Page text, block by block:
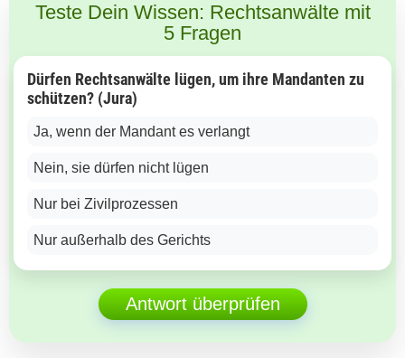
Teste Dein Wissen: Rechtsanwälte mit
5 Fragen
Dürfen Rechtsanwälte lügen, um ihre Mandanten zu
schützen? (Jura)
Ja, wenn der Mandant es verlangt
Nein, sie dürfen nicht lügen
Nur bei Zivilprozessen
Nur außerhalb des Gerichts
Antwort überprüfen